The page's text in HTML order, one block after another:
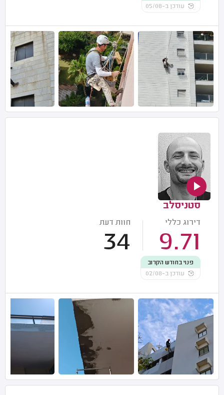
עודכן ב-05/08
סטניסלב
דירוג כללי
9.71
חוות דעת
34
פנוי בחודש הקרוב
עודכן ב-02/08